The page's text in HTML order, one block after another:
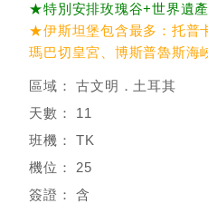
★特別安排玫瑰谷+世界遺
★伊斯坦堡包含最多：托普
瑪巴切皇宮、博斯普魯斯海
古文明．土耳其
11
TK
25
含